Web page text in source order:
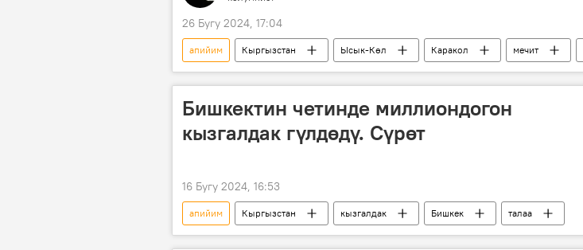
26 Бугу 2024, 17:04
апийим Кыргызстан Ысык-Көл Каракол мечит
архитектор
дунган
Бишкектин четинде миллиондогон
кызгалдак гүлдөдү. Сүрөт
16 Бугу 2024, 16:53
апийим Кыргызстан кызгалдак Бишкек талаа